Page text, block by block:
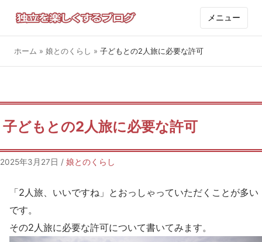
メニュー
ホーム » 娘とのくらし » 子どもとの2人旅に必要な許可
子どもとの2人旅に必要な許可
2025年3月27日 / 娘とのくらし
「2人旅、いいですね」とおっしゃっていただくことが多い
です。
その2人旅に必要な許可について書いてみます。